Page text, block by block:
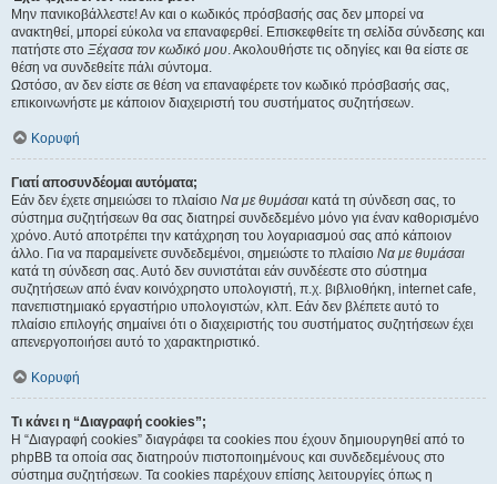
Μην πανικοβάλλεστε! Αν και ο κωδικός πρόσβασής σας δεν μπορεί να
ανακτηθεί, μπορεί εύκολα να επαναφερθεί. Επισκεφθείτε τη σελίδα σύνδεσης και
πατήστε στο Ξέχασα τον κωδικό μου. Ακολουθήστε τις οδηγίες και θα είστε σε
θέση να συνδεθείτε πάλι σύντομα.
Ωστόσο, αν δεν είστε σε θέση να επαναφέρετε τον κωδικό πρόσβασής σας,
επικοινωνήστε με κάποιον διαχειριστή του συστήματος συζητήσεων.
Κορυφή
Γιατί αποσυνδέομαι αυτόματα;
Εάν δεν έχετε σημειώσει το πλαίσιο Να με θυμάσαι κατά τη σύνδεση σας, το
σύστημα συζητήσεων θα σας διατηρεί συνδεδεμένο μόνο για έναν καθορισμένο
χρόνο. Αυτό αποτρέπει την κατάχρηση του λογαριασμού σας από κάποιον
άλλο. Για να παραμείνετε συνδεδεμένοι, σημειώστε το πλαίσιο Να με θυμάσαι
κατά τη σύνδεση σας. Αυτό δεν συνιστάται εάν συνδέεστε στο σύστημα
συζητήσεων από έναν κοινόχρηστο υπολογιστή, π.χ. βιβλιοθήκη, internet cafe,
πανεπιστημιακό εργαστήριο υπολογιστών, κλπ. Εάν δεν βλέπετε αυτό το
πλαίσιο επιλογής σημαίνει ότι ο διαχειριστής του συστήματος συζητήσεων έχει
απενεργοποιήσει αυτό το χαρακτηριστικό.
Κορυφή
Τι κάνει η “Διαγραφή cookies”;
Η “Διαγραφή cookies” διαγράφει τα cookies που έχουν δημιουργηθεί από το
phpBB τα οποία σας διατηρούν πιστοποιημένους και συνδεδεμένους στο
σύστημα συζητήσεων. Τα cookies παρέχουν επίσης λειτουργίες όπως η